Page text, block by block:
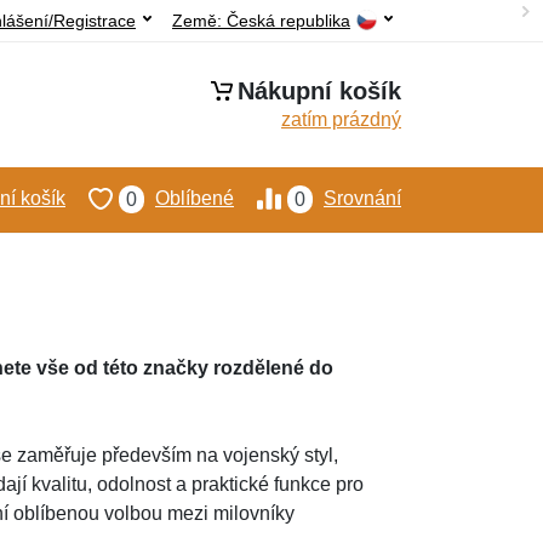
Země: Česká republika
Registrace
Nákupní košík
zatím prázdný
0 Srovnání
0 Oblíbené
košík
vše od této značky rozdělené do
zaměřuje především na vojenský styl,
kvalitu, odolnost a praktické funkce pro
oblíbenou volbou mezi milovníky